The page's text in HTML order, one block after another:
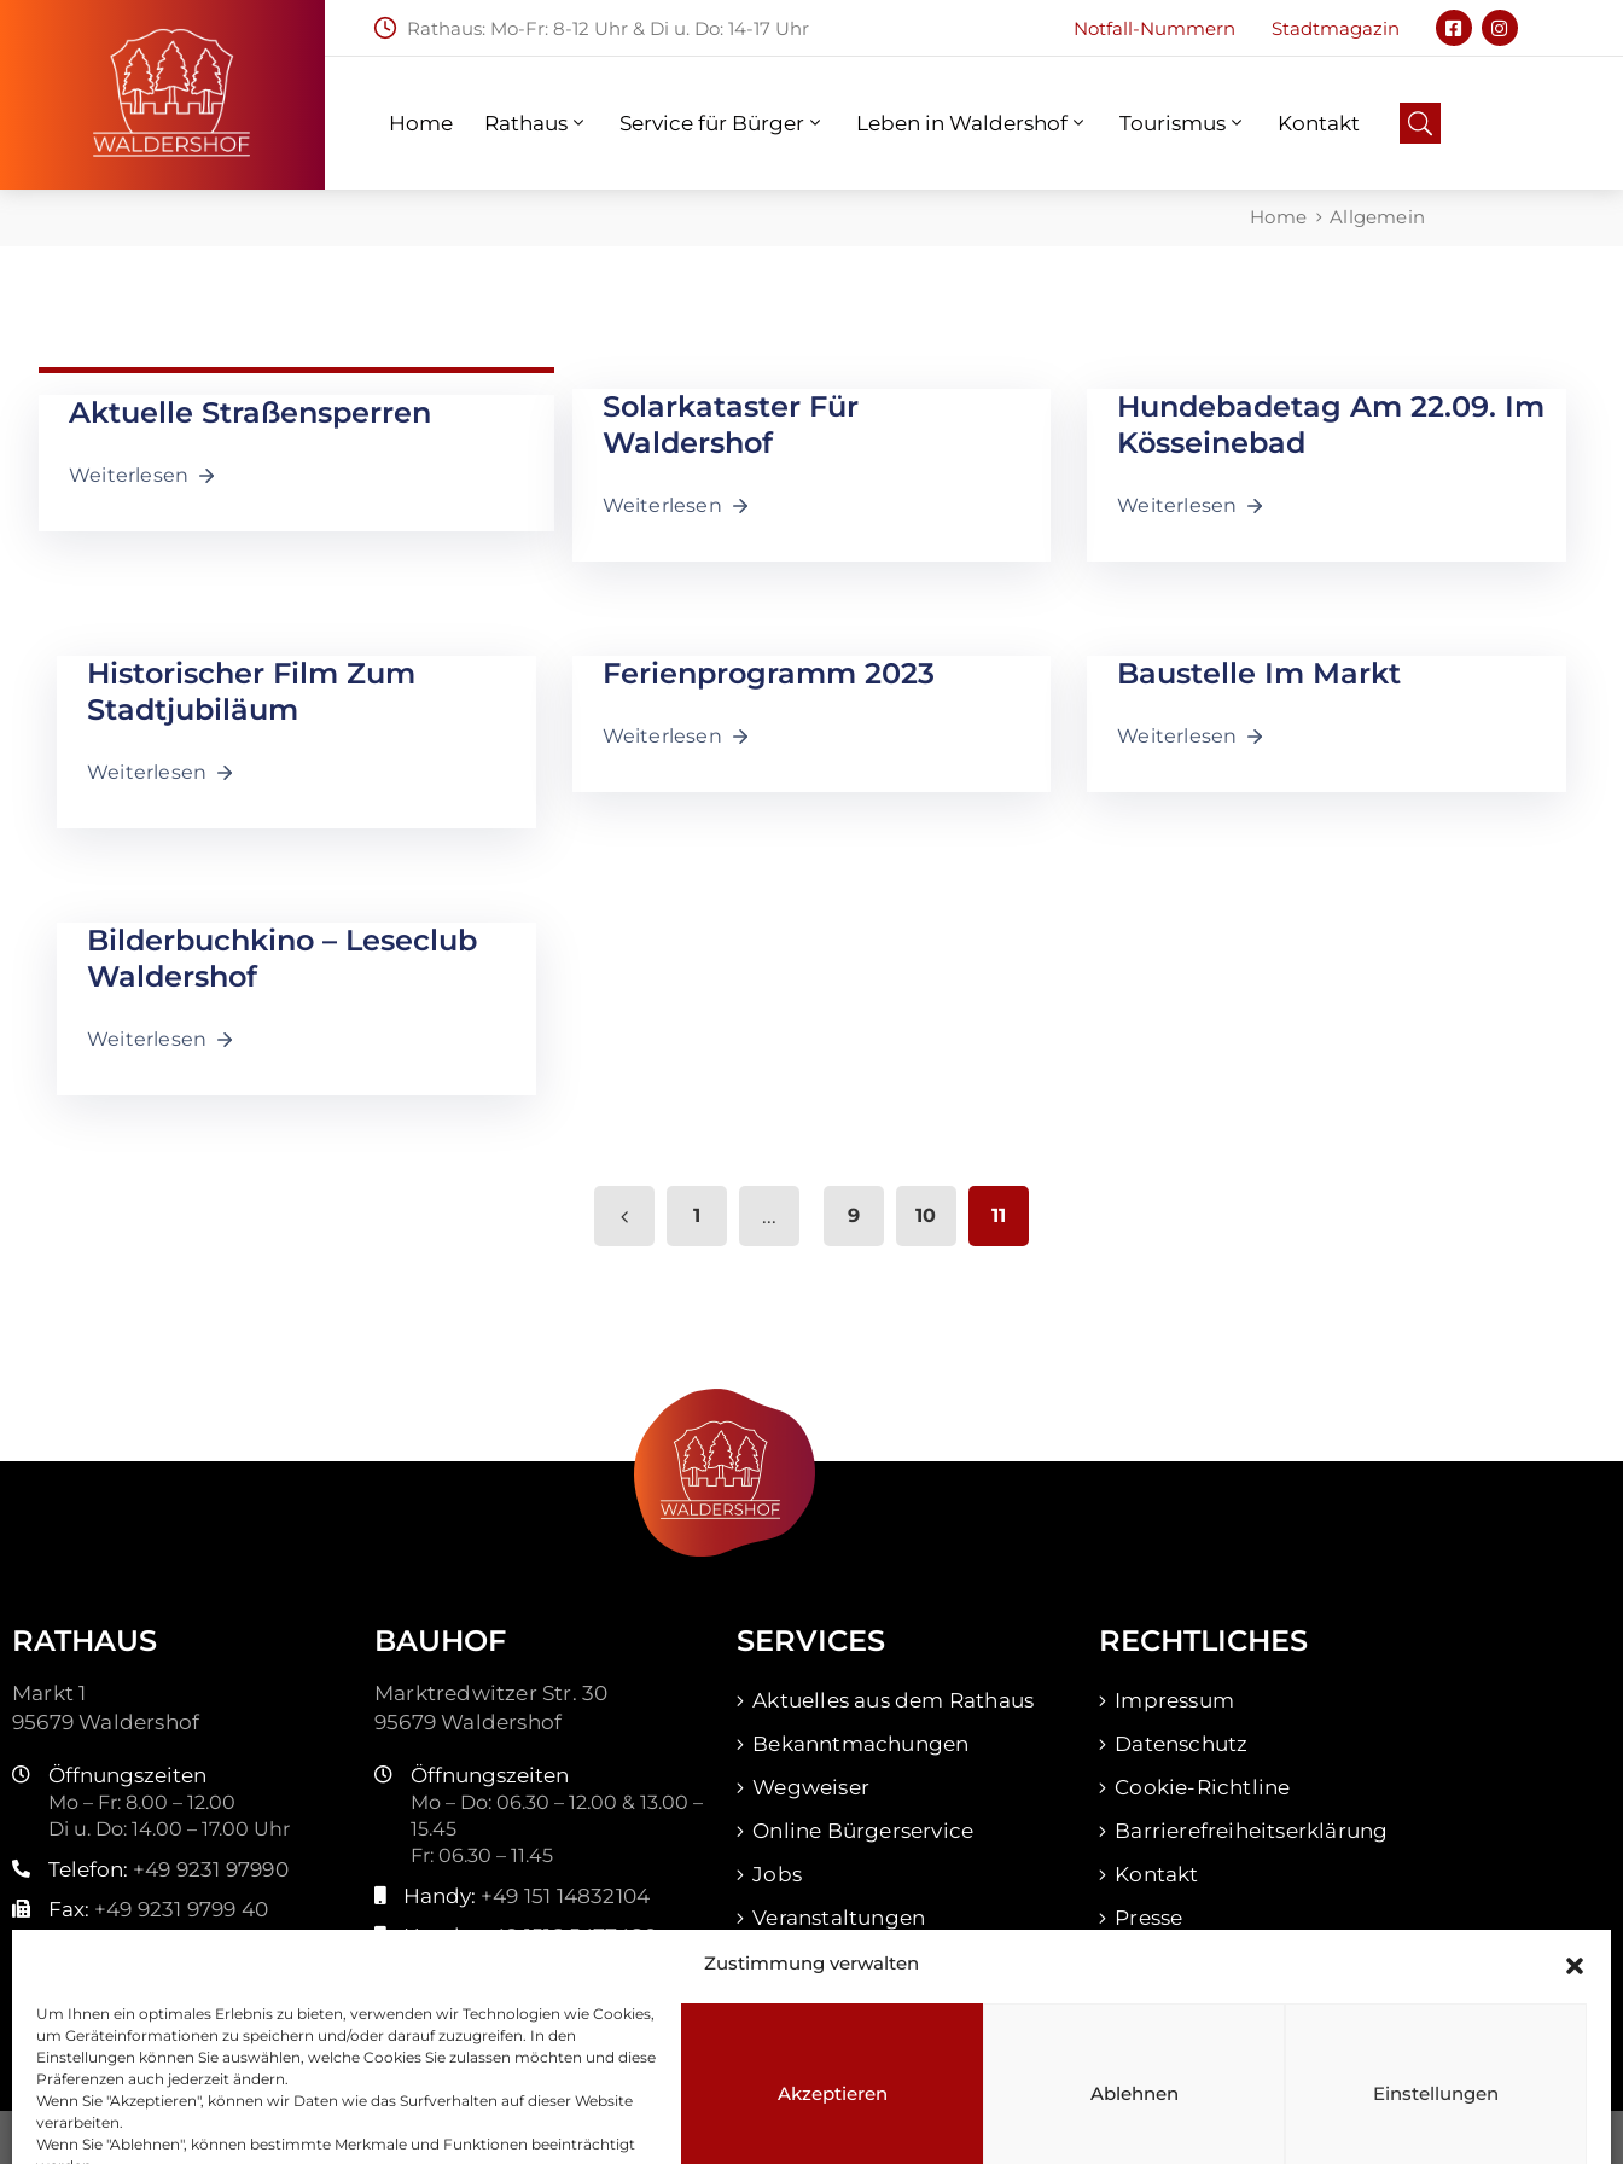
Zustimmung verwalten
Um Ihnen ein optimales Erlebnis zu bieten, verwenden wir Technologien wie Cookies,
um Geräteinformationen zu speichern und/oder darauf zuzugreifen. In den
Einstellungen können Sie auswählen, welche Cookies Sie zulassen möchten und diese
Präferenzen auch jederzeit ändern.
Wenn Sie "Akzeptieren", können wir Daten wie das Surfverhalten auf dieser Website
verarbeiten.
Wenn Sie "Ablehnen", können bestimmte Merkmale und Funktionen beeinträchtigt
Akzeptieren Ablehnen Einstellungen
Rathaus: Mo-Fr: 8-12 Uhr & Di u. Do: 14-17 Uhr Notfall-Nummern Stadtmagazin
Home Rathaus Service für Bürger Leben in Waldershof Tourismus Kontakt
Home Allgemein
Aktuelle Straßensperren
Weiterlesen
Solarkataster Für
Waldershof
Weiterlesen
Hundebadetag Am 22.09. Im
Kösseinebad
Weiterlesen
Historischer Film Zum
Stadtjubiläum
Weiterlesen
Ferienprogramm 2023
Weiterlesen
Baustelle Im Markt
Weiterlesen
Bilderbuchkino – Leseclub
Waldershof
Weiterlesen
1 ... 9 10 11
RATHAUS
Markt 1
95679 Waldershof
Öffnungszeiten
Mo – Fr: 8.00 – 12.00
Di u. Do: 14.00 – 17.00 Uhr
Telefon: +49 9231 97990
Fax: +49 9231 9799 40
BAUHOF
Marktredwitzer Str. 30
95679 Waldershof
Öffnungszeiten
Mo – Do: 06.30 – 12.00 & 13.00 –
15.45
Fr: 06.30 – 11.45
Handy: +49 151 14832104
Handy:+49 1516 5477480
stadtbauhof@waldershof.de
SERVICES
Aktuelles aus dem Rathaus
Bekanntmachungen
Wegweiser
Online Bürgerservice
Jobs
Veranstaltungen
Waldershof Aktuell
RECHTLICHES
Impressum
Datenschutz
Cookie-Richtline
Barrierefreiheitserklärung
Kontakt
Presse